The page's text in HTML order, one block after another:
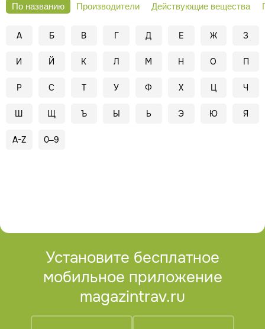
По названию Производители Действующие вещества
А Б В Г Д Е Ж З
И Й К Л М Н О П
Р С Т У Ф Х Ц Ч
Ш Щ Ъ Ы Ь Э Ю Я
A-Z 0–9
Установите бесплатное
мобильное приложение
magazintrav.ru